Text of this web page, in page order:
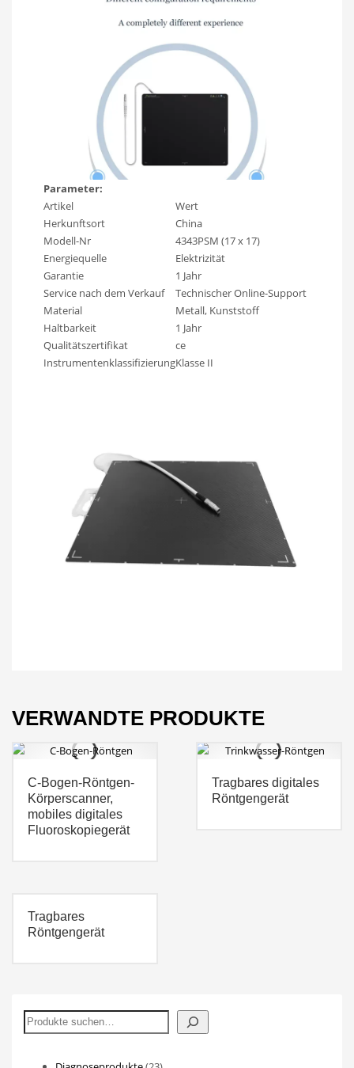
Parameter:
Artikel
Wert
Herkunftsort
China
Modell-Nr
4343PSM (17 x 17)
Energiequelle
Elektrizität
Garantie
1 Jahr
Service nach dem Verkauf
Technischer Online-Support
Material
Metall, Kunststoff
Haltbarkeit
1 Jahr
Qualitätszertifikat
ce
InstrumentenklassifizierungKlasse II
VERWANDTE PRODUKTE
C-Bogen-Röntgen-
Körperscanner,
mobiles digitales
Fluoroskopiegerät
Tragbares digitales
Röntgengerät
Tragbares
Röntgengerät
Suchen